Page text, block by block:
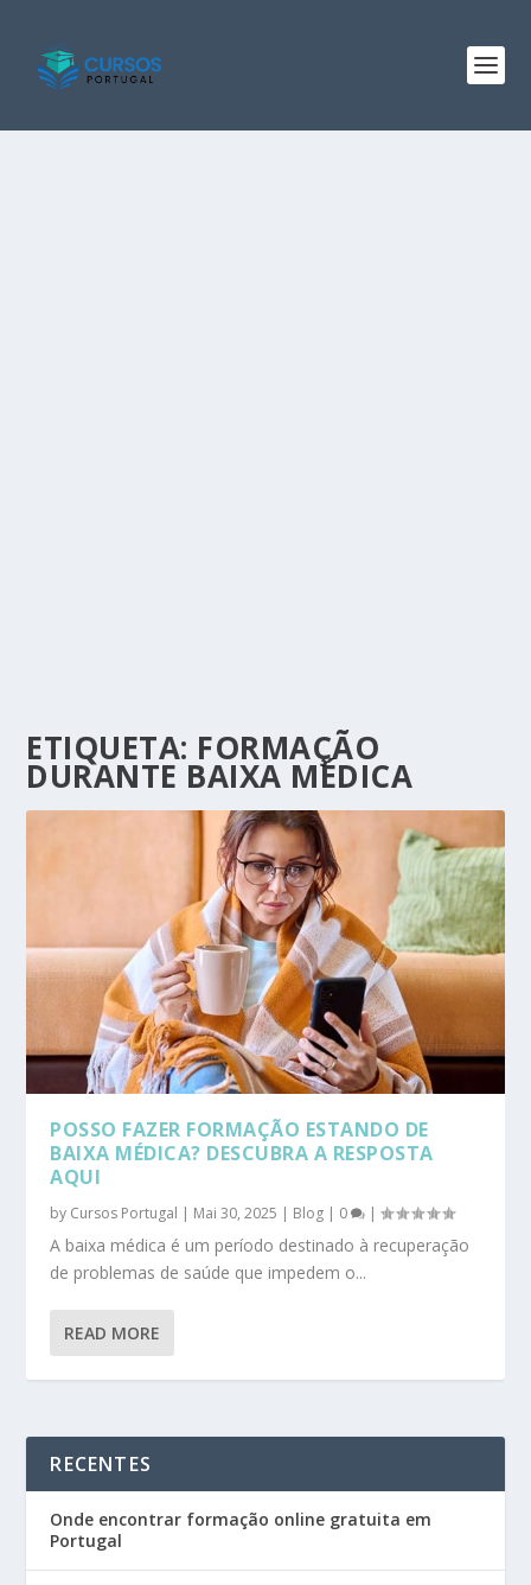
ETIQUETA: FORMAÇÃO
DURANTE BAIXA MÉDICA
POSSO FAZER FORMAÇÃO ESTANDO DE
BAIXA MÉDICA? DESCUBRA A RESPOSTA
AQUI
by Cursos Portugal | Mai 30, 2025 | Blog | 0 |
A baixa médica é um período destinado à recuperação
de problemas de saúde que impedem o...
READ MORE
RECENTES
Onde encontrar formação online gratuita em
Portugal